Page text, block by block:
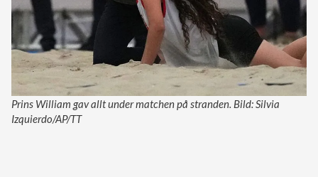
Prins William gav allt under matchen på stranden. Bild: Silvia
Izquierdo/AP/TT